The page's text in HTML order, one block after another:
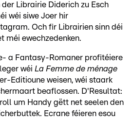
Librairie Diderich zu Esch
wéi siwe Joer hir
Och fir Librairien sinn déi
méi ewechzedenken.
a Fantasy-Romaner profitéiere
wéi La Femme de ménage
Editioune weisen, wéi staark
beaflossen. D'Resultat:
um Handy gëtt net seelen den
Ecrane féieren esou